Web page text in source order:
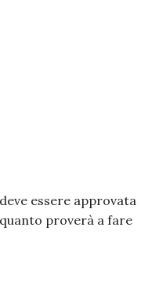
essere approvata
proverà a fare